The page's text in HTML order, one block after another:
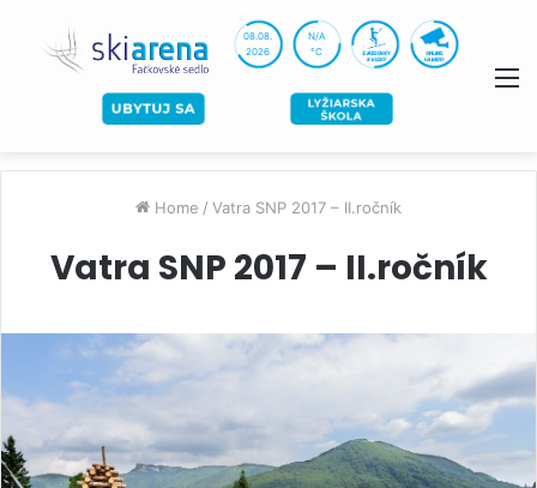
08.08.
2026
N/A
°C
Home / Vatra SNP 2017 – II.ročník
Vatra SNP 2017 – II.ročník